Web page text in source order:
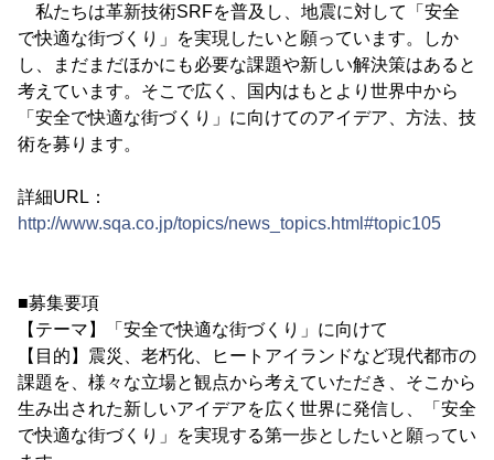
私たちは革新技術SRFを普及し、地震に対して「安全
で快適な街づくり」を実現したいと願っています。しか
し、まだまだほかにも必要な課題や新しい解決策はあると
考えています。そこで広く、国内はもとより世界中から
「安全で快適な街づくり」に向けてのアイデア、方法、技
術を募ります。
詳細URL：
http://www.sqa.co.jp/topics/news_topics.html#topic105
■募集要項
【テーマ】「安全で快適な街づくり」に向けて
【目的】震災、老朽化、ヒートアイランドなど現代都市の
課題を、様々な立場と観点から考えていただき、そこから
生み出された新しいアイデアを広く世界に発信し、「安全
で快適な街づくり」を実現する第一歩としたいと願ってい